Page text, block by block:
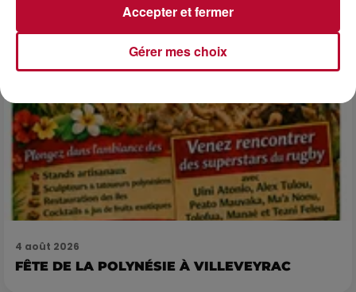
4 août 2026
FÊTE DE LA POLYNÉSIE À VILLEVEYRAC
Gérer mes choix
Accepter et fermer